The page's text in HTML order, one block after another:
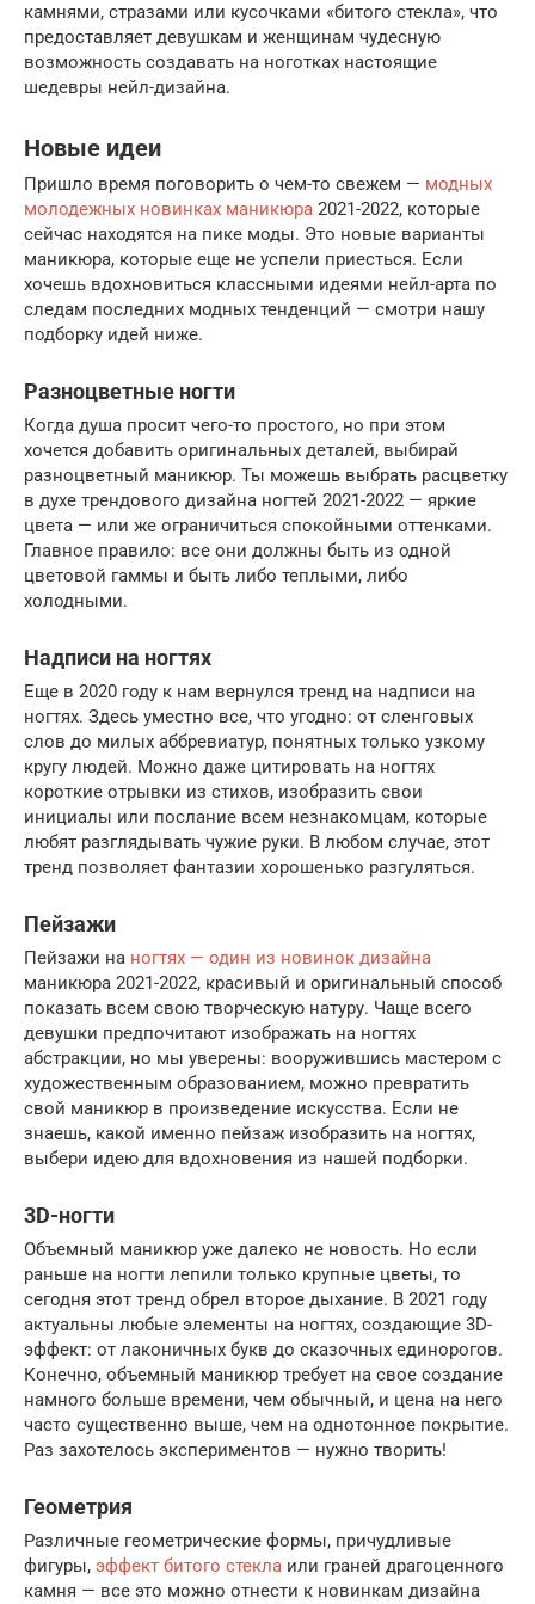
камнями, стразами или кусочками «битого стекла», что
предоставляет девушкам и женщинам чудесную
возможность создавать на ноготках настоящие
шедевры нейл-дизайна.
Новые идеи
Пришло время поговорить о чем-то свежем — модных
молодежных новинках маникюра 2021-2022, которые
сейчас находятся на пике моды. Это новые варианты
маникюра, которые еще не успели приесться. Если
хочешь вдохновиться классными идеями нейл-арта по
следам последних модных тенденций — смотри нашу
подборку идей ниже.
Разноцветные ногти
Когда душа просит чего-то простого, но при этом
хочется добавить оригинальных деталей, выбирай
разноцветный маникюр. Ты можешь выбрать расцветку
в духе трендового дизайна ногтей 2021-2022 — яркие
цвета — или же ограничиться спокойными оттенками.
Главное правило: все они должны быть из одной
цветовой гаммы и быть либо теплыми, либо
холодными.
Надписи на ногтях
Еще в 2020 году к нам вернулся тренд на надписи на
ногтях. Здесь уместно все, что угодно: от сленговых
слов до милых аббревиатур, понятных только узкому
кругу людей. Можно даже цитировать на ногтях
короткие отрывки из стихов, изобразить свои
инициалы или послание всем незнакомцам, которые
любят разглядывать чужие руки. В любом случае, этот
тренд позволяет фантазии хорошенько разгуляться.
Пейзажи
Пейзажи на ногтях — один из новинок дизайна
маникюра 2021-2022, красивый и оригинальный способ
показать всем свою творческую натуру. Чаще всего
девушки предпочитают изображать на ногтях
абстракции, но мы уверены: вооружившись мастером с
художественным образованием, можно превратить
свой маникюр в произведение искусства. Если не
знаешь, какой именно пейзаж изобразить на ногтях,
выбери идею для вдохновения из нашей подборки.
3D-ногти
Объемный маникюр уже далеко не новость. Но если
раньше на ногти лепили только крупные цветы, то
сегодня этот тренд обрел второе дыхание. В 2021 году
актуальны любые элементы на ногтях, создающие 3D-
эффект: от лаконичных букв до сказочных единорогов.
Конечно, объемный маникюр требует на свое создание
намного больше времени, чем обычный, и цена на него
часто существенно выше, чем на однотонное покрытие.
Раз захотелось экспериментов — нужно творить!
Геометрия
Различные геометрические формы, причудливые
фигуры, эффект битого стекла или граней драгоценного
камня — все это можно отнести к новинкам дизайна